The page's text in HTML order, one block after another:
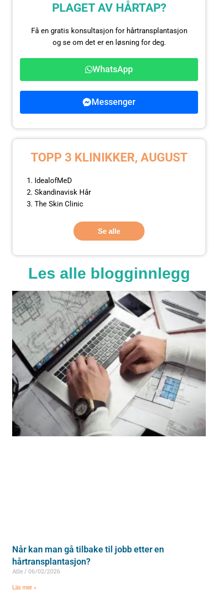
PLAGET AV HÅRTAP?
Få en gratis konsultasjon for hårtransplantasjon
og se om det er en løsning for deg.
WhatsApp
Messenger
TOPP 3 KLINIKKER, AUGUST
IdealofMeD
Skandinavisk Hår
The Skin Clinic
Se alle
Les alle blogginnlegg
Når kan man gå tilbake til jobb etter en
hårtransplantasjon?
Atle 06/02/2026
Läs mer »